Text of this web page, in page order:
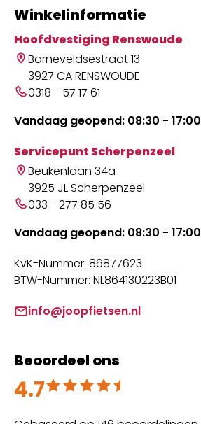
Winkelinformatie
Hoofdvestiging Renswoude
Barneveldsestraat 13
3927 CA RENSWOUDE
0318 - 57 17 61
Vandaag geopend: 08:30 - 17:00
Servicepunt Scherpenzeel
Beukenlaan 34a
3925 JL Scherpenzeel
033 - 277 85 56
Vandaag geopend: 08:30 - 17:00
KvK-Nummer: 86877623
BTW-Nummer: NL864130223B01
info@joopfietsen.nl
Beoordeel ons
4.7
Beoordeeld met 4.7 uit 5